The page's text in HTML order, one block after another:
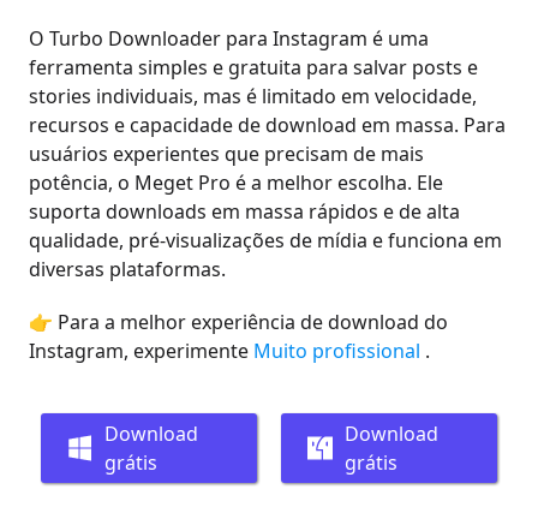
O Turbo Downloader para Instagram é uma
ferramenta simples e gratuita para salvar posts e
stories individuais, mas é limitado em velocidade,
recursos e capacidade de download em massa. Para
usuários experientes que precisam de mais
potência, o Meget Pro é a melhor escolha. Ele
suporta downloads em massa rápidos e de alta
qualidade, pré-visualizações de mídia e funciona em
diversas plataformas.
👉 Para a melhor experiência de download do
Instagram, experimente Muito profissional .
Download
grátis
Download
grátis